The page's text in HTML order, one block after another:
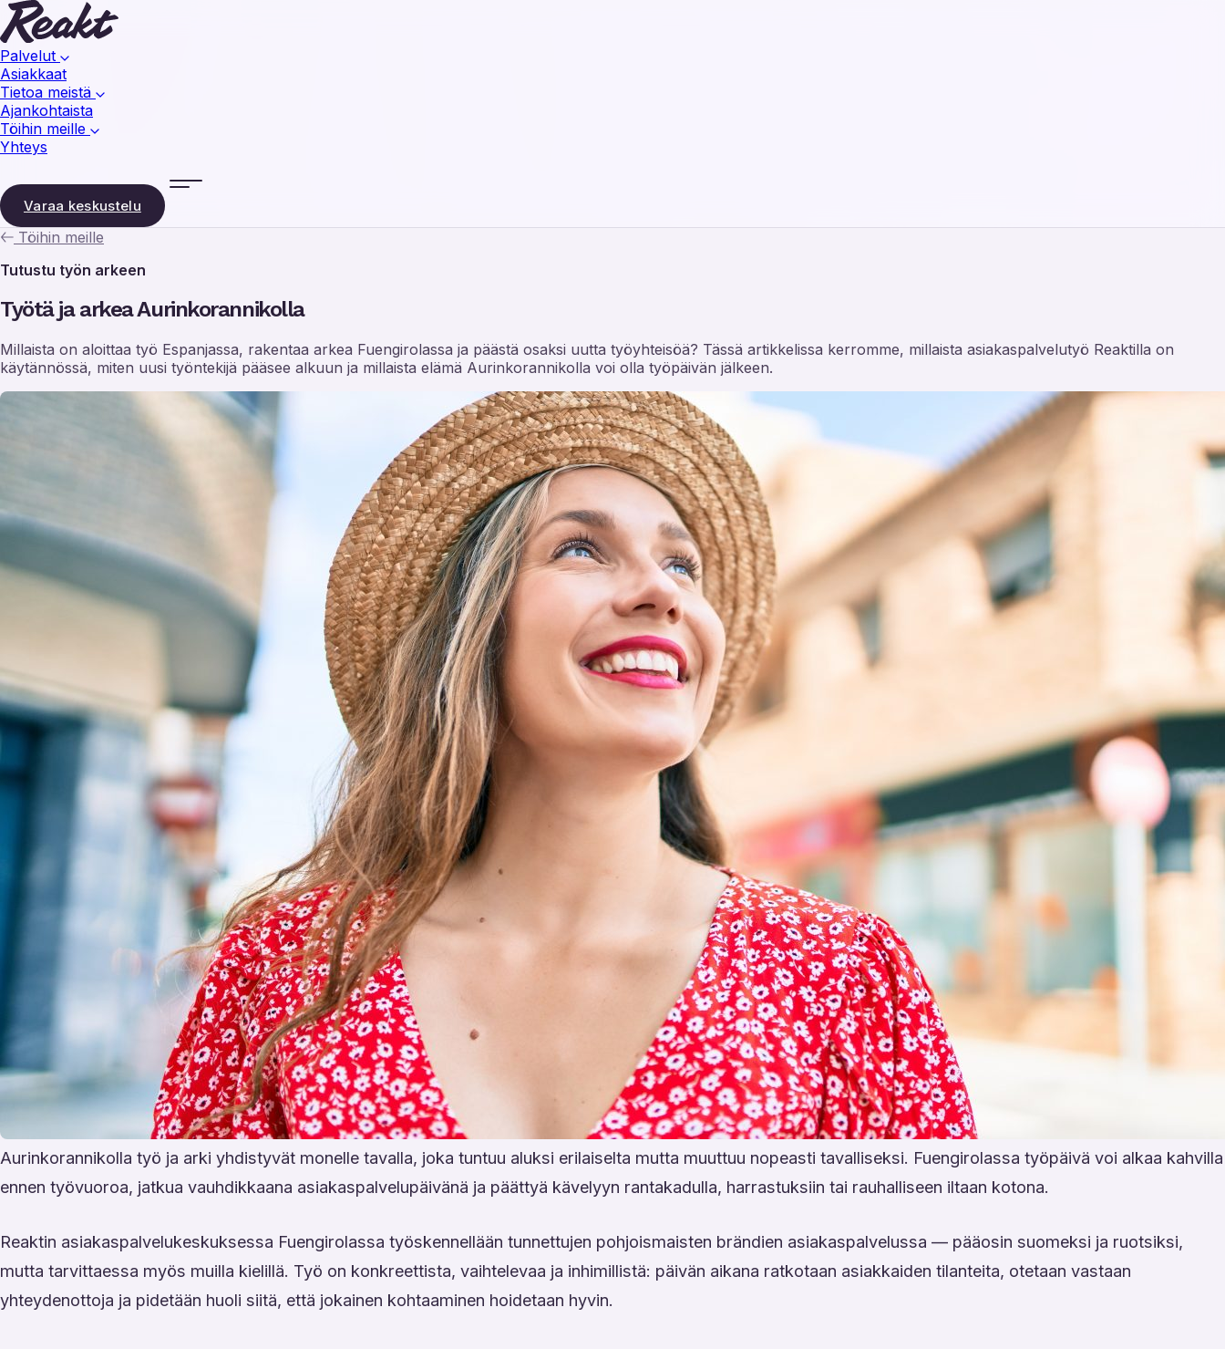
Palvelut
Asiakkaat
Tietoa meistä
Ajankohtaista
Töihin meille
Yhteys
Varaa keskustelu
Töihin meille
Tutustu työn arkeen
Työtä ja arkea Aurinkorannikolla
Millaista on aloittaa työ Espanjassa, rakentaa arkea Fuengirolassa ja päästä osaksi uutta työyhteisöä? Tässä artikkelissa kerromme, millaista asiakaspalvelutyö Reaktilla on
käytännössä, miten uusi työntekijä pääsee alkuun ja millaista elämä Aurinkorannikolla voi olla työpäivän jälkeen.
Aurinkorannikolla työ ja arki yhdistyvät monelle tavalla, joka tuntuu aluksi erilaiselta mutta muuttuu nopeasti tavalliseksi. Fuengirolassa työpäivä voi alkaa kahvilla
ennen työvuoroa, jatkua vauhdikkaana asiakaspalvelupäivänä ja päättyä kävelyyn rantakadulla, harrastuksiin tai rauhalliseen iltaan kotona.
Reaktin asiakaspalvelukeskuksessa Fuengirolassa työskennellään tunnettujen pohjoismaisten brändien asiakaspalvelussa — pääosin suomeksi ja ruotsiksi,
mutta tarvittaessa myös muilla kielillä. Työ on konkreettista, vaihtelevaa ja inhimillistä: päivän aikana ratkotaan asiakkaiden tilanteita, otetaan vastaan
yhteydenottoja ja pidetään huoli siitä, että jokainen kohtaaminen hoidetaan hyvin.